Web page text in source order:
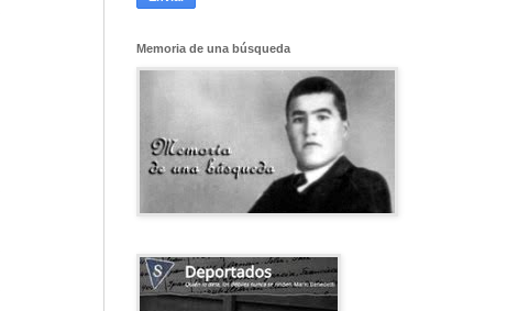
Memoria de una búsqueda